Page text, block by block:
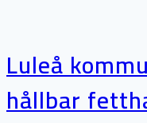
Luleå
hållbar